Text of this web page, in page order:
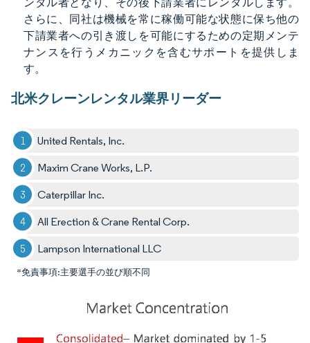
さらに、同社は機械を常に稼働可能な状態に保ち他の
下請業者への引き渡しを可能にするための定期メンテ
ナンスを行うメカニックを含むサポートを提供しま
す。
北米クレーンレンタル業界リーダー
United Rentals, Inc.
Maxim Crane Works, L.P.
Caterpillar Inc.
All Erection & Crane Rental Corp.
Lampson International LLC
*免責事項:主要選手の並び順不同